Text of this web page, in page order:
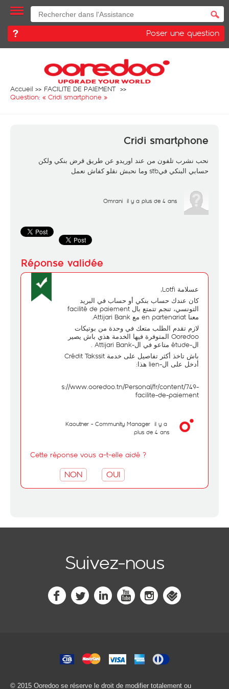
Poser une question
Accueil
FACILITE DE PAIEMENT
Question: « Cridi smartphone »
Cridi smartphone
نحب نشرب تلفون من عند اوريدو عن طريق قرض بنكي ولكن
حسابي البنكي فيstb وما نحبش نقلو كفاش نعمل
Omrani il y a plus de 4 ans
عسلامة Lotfi,
كان عندك حساب بنكي أو حساب في البريد
التونسي، تنجم تتمتع بال facilité de paiement
معنا en partenariat مع Attijari Bank.
لازم تقدم الطلب متعك في وحدة من بوتيكات
Ooredoo المتوفرة فيها الخدمة هذي باش يصير
ال-étude متاعو في ال-Attijari Bank .
باش تاخذ أكثر تفاصيل على خدمة Crédit Takssit
أدخل على ال-lien هذا:
https://www.ooredoo.tn/Personal/fr/content/749-
facilite-de-paiement
Kaouther - Community Manager il y a
plus de 4 ans
Cette réponse vous a-t-elle aidé ?
NON OUI
Suivez-nous
© 2015 Ooredoo se réserve le droit de modifier totalement ou